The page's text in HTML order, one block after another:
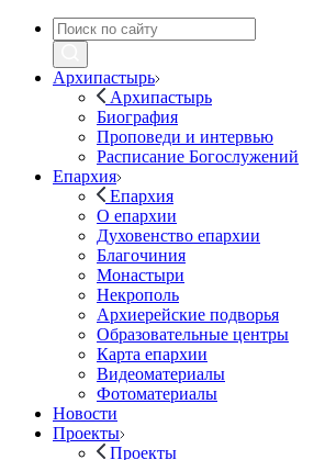
Архипастырь
Архипастырь
Биография
Проповеди и интервью
Расписание Богослужений
Епархия
Епархия
О епархии
Духовенство епархии
Благочиния
Монастыри
Некрополь
Архиерейские подворья
Образовательные центры
Карта епархии
Видеоматериалы
Фотоматериалы
Новости
Проекты
Проекты